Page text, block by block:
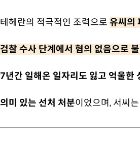
테헤란의 적극적인 조력으로 유씨의
검찰 수사 단계에서 혐의 없음으로
7년간 일해온 일자리도 잃고 억울한
의미 있는 선처 처분이었으며, 서씨